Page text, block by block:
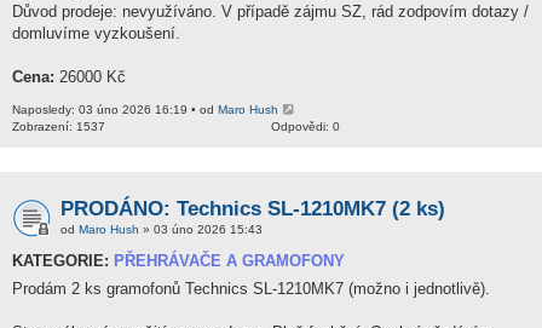
Důvod prodeje: nevyužíváno. V případě zájmu SZ, rád zodpovím dotazy /
domluvíme vyzkoušení.
Cena: 26000 Kč
Naposledy: 03 úno 2026 16:19 • od Maro Hush
Odpovědi: 0
Zobrazení: 1537
PRODÁNO: Technics SL-1210MK7 (2 ks)
od Maro Hush » 03 úno 2026 15:43
KATEGORIE: PŘEHRÁVAČE A GRAMOFONY
Prodám 2 ks gramofonů Technics SL-1210MK7 (možno i jednotlivě).